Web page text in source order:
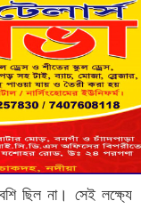
ছিল না। সেই লক্ষ্যে